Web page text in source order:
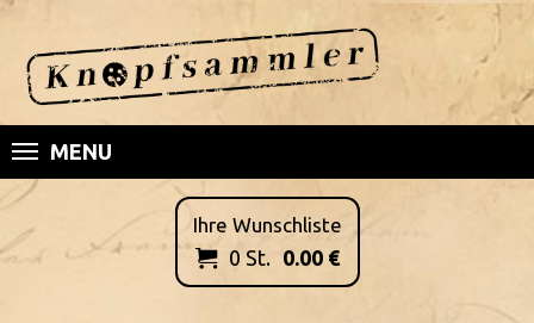
MENU
Ihre Wunschliste
 0 St. 0.00€